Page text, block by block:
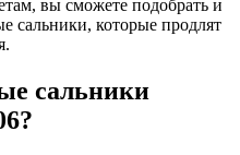
вы сможете подобрать и
сальники, которые продлят
сальники